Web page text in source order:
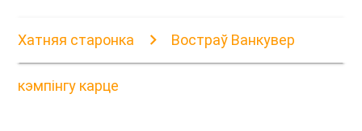
Хатняя старонка Востраў Ванкувер
кэмпінгу карце